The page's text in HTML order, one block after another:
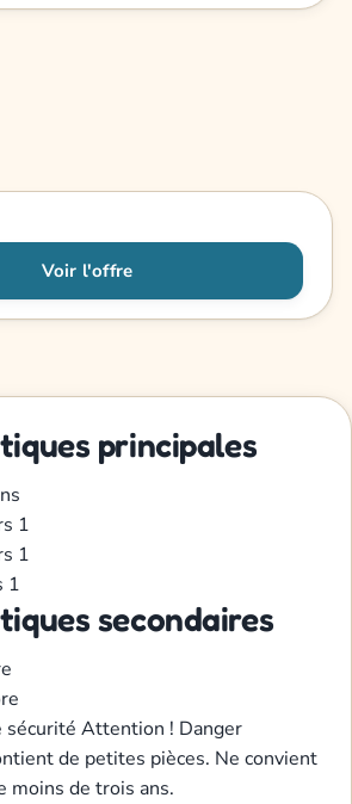
Voir l'offre
principales
1
1
1
secondaires
sécurité Attention ! Danger
de petites pièces. Ne convient
moins de trois ans.